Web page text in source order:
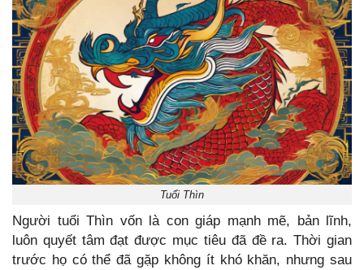
Tuổi Thìn
Người tuổi Thìn vốn là con giáp mạnh mẽ, bản lĩnh,
luôn quyết tâm đạt được mục tiêu đã đề ra. Thời gian
trước họ có thể đã gặp không ít khó khăn, nhưng sau